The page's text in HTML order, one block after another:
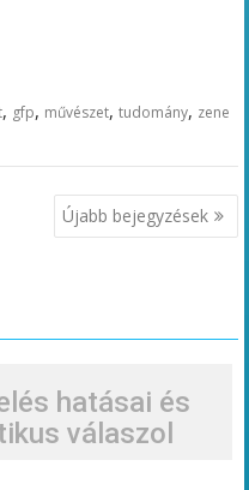
, gfp, művészet,tudomány, zene
Újabb bejegyzések
hatásai és
válaszol